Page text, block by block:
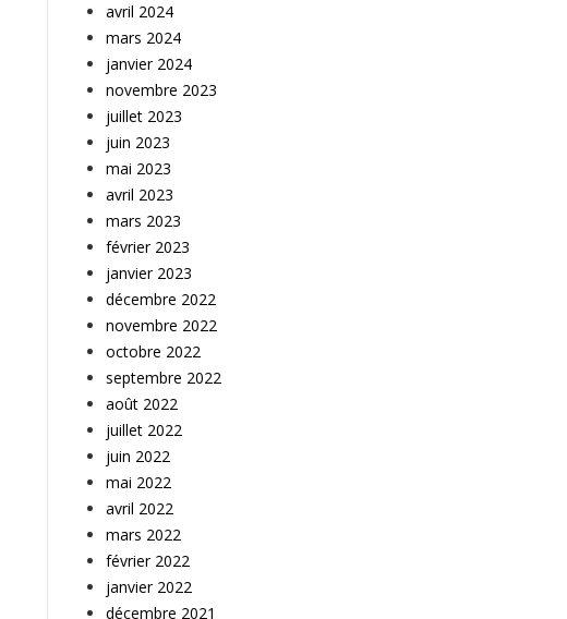
avril 2024
mars 2024
janvier 2024
novembre 2023
juillet 2023
juin 2023
mai 2023
avril 2023
mars 2023
février 2023
janvier 2023
décembre 2022
novembre 2022
octobre 2022
septembre 2022
août 2022
juillet 2022
juin 2022
mai 2022
avril 2022
mars 2022
février 2022
janvier 2022
décembre 2021